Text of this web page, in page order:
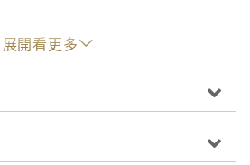
展開看更多